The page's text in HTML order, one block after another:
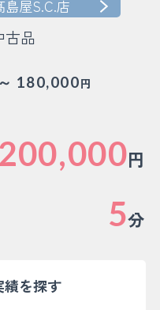
島屋S.C.店
古品
～ 180,000円
200,000円
5分
績を探す